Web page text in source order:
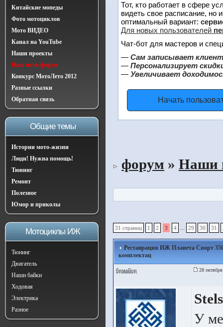
Китайские мопеды
Фото мотоциклов
Мото ВИДЕО
Канал на YouTube
Наши проекты
Наш мото-форум
Конкурс МотоЛето 2012
Разные ссылки
Обратная связь
Общие темы
Истории мото-жизни
Люди! Нужна помощь!
Тюнинг
Ремонт
Полезное
Юмор и приколы
Мотоциклы ИЖ
Тюнинг
Двигатель
Наши байки
Ходовая
Электрика
Разное
Тот, кто работает в сфере
видеть свое расписание,
оптимальный вариант:
Для новых пользователей
Чат-бот для мастеров и
— Сам записывает
— Персонализирует
— Увеличивает
Начать
форум » Наши
31 страниц 1 2 3 4 29 30 31
Реставрация ИЖ Планета Спорт
комплектац
брмайор 28
У